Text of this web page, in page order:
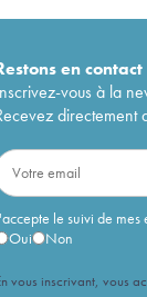
encontact
vous à la
directement
le suivi de
Oui
Non
vous inscrivant, vous